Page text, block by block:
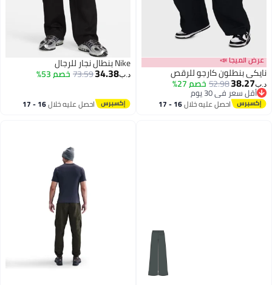
الميجا 📣
بنطلون كارجو للرقص
38.27
52.98خصم 27%
أقل سعر في 30 يوم
أقل سعر في 30 يوماحصل عليه خلال 16 - 17
Nike بنطال نجار للرجال
د.ب‏34.38
73.59خصم 53%
احصل عليه خلال 16 - 17